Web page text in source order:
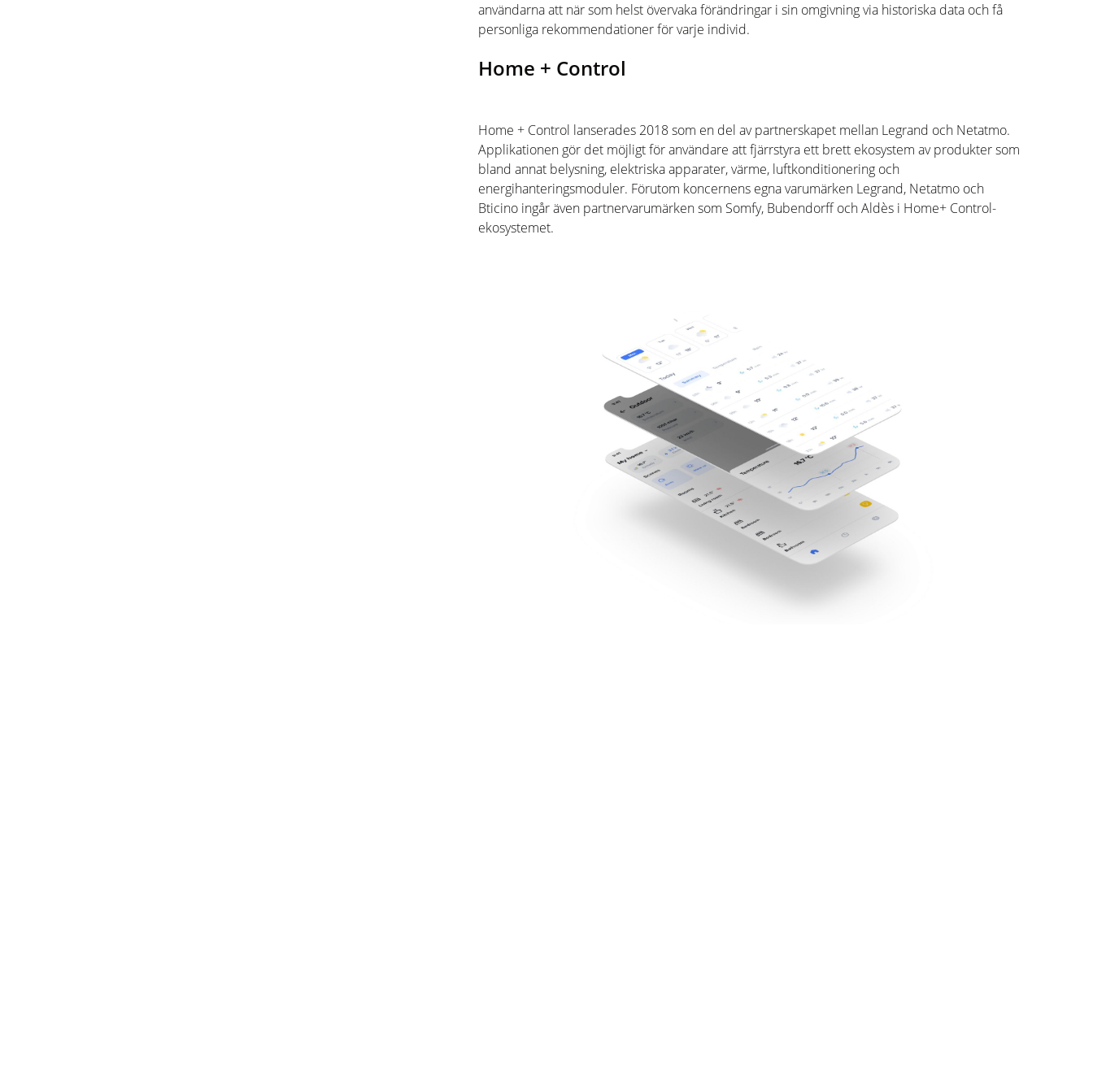
användarna att när som helst övervaka förändringar i sin omgivning via historiska data och få
personliga rekommendationer för varje individ.
Home + Control
Home + Control lanserades 2018 som en del av partnerskapet mellan Legrand och Netatmo.
Applikationen gör det möjligt för användare att fjärrstyra ett brett ekosystem av produkter som
bland annat belysning, elektriska apparater, värme, luftkonditionering och
energihanteringsmoduler. Förutom koncernens egnavarumärken Legrand, Netatmo och
Bticino ingår även partnervarumärken som Somfy, BubendorffochAldès i Home+ Control-
ekosystemet.